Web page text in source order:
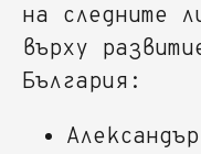
на следните
върху
България: